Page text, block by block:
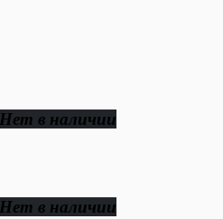
Нет в наличии
Нет в наличии